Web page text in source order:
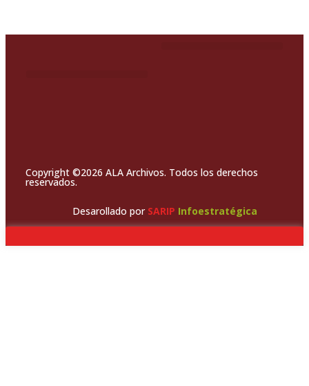
Copyright ©2026 ALA Archivos. Todos los derechos
reservados.
Desarollado por SARIP Infoestratégica